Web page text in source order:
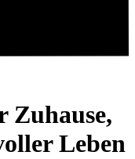
Zuhause,
Leben